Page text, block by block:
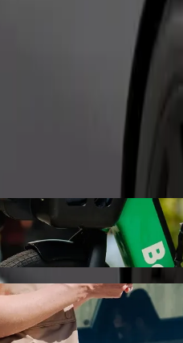
8 min. og koster omkring